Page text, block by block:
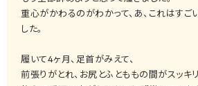
重心がかわるのがわかって、あ、これはすご
した。
履いて4ヶ月、足首がみえて、
前張りがとれ、お尻とふとももの間がスッキ